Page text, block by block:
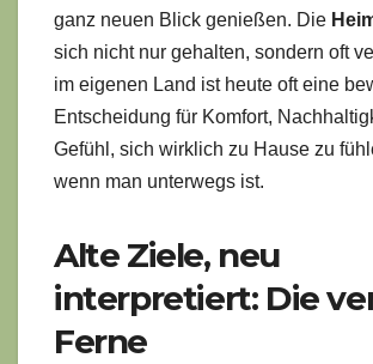
ganz neuen Blick genießen. Die
sich nicht nur gehalten, sondern oft
im eigenen Land ist heute oft eine
Entscheidung für Komfort,
Gefühl, sich wirklich zu Hause zu
wenn man unterwegs ist.
Alte Ziele, neu
interpretiert: Die
Ferne